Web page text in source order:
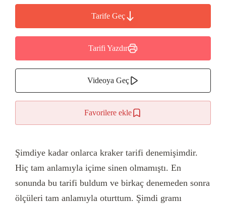
Tarife Geç
Tarifi Yazdır
Videoya Geç
Favorilere ekle
Şimdiye kadar onlarca kraker tarifi denemişimdir.
Hiç tam anlamıyla içime sinen olmamıştı. En
sonunda bu tarifi buldum ve birkaç denemeden sonra
ölçüleri tam anlamıyla oturttum. Şimdi gramı